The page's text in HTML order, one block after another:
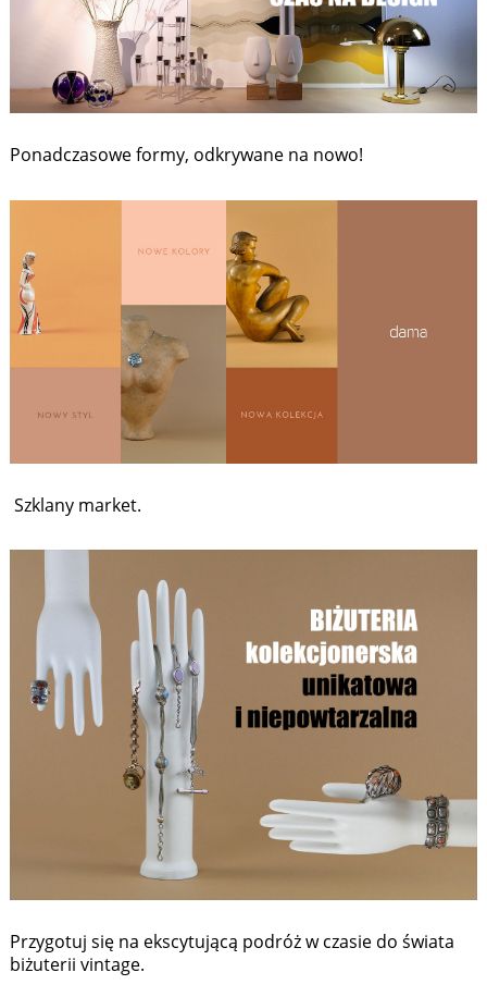
Ponadczasowe formy, odkrywane na nowo!
Szklany market.
Przygotuj się na ekscytującą podróż w czasie do świata
biżuterii vintage.